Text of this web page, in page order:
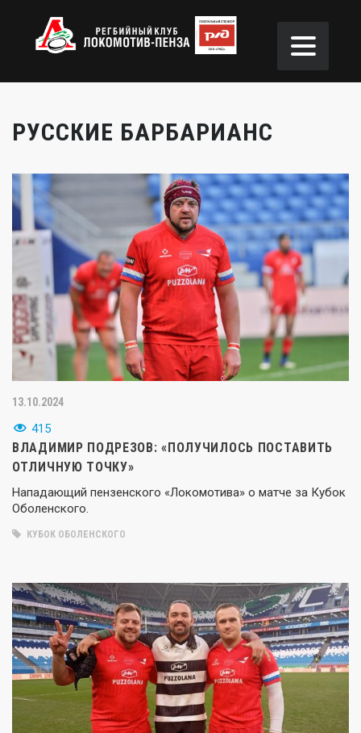
РУССКИЕ БАРБАРИАНС
13.10.2024
415
ВЛАДИМИР ПОДРЕЗОВ: «ПОЛУЧИЛОСЬ ПОСТАВИТЬ
ОТЛИЧНУЮ ТОЧКУ»
Нападающий пензенского «Локомотива» о матче за Кубок
Оболенского.
КУБОК ОБОЛЕНСКОГО